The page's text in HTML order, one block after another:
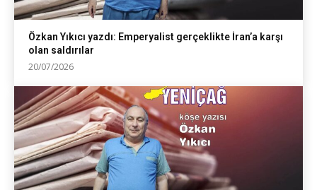
Özkan Yıkıcı yazdı: Emperyalist gerçeklikte İran’a karşı
olan saldırılar
20/07/2026